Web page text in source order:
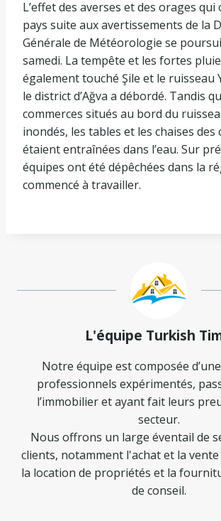
L’effet des averses et des orages
pays suite aux avertissements de la
Générale de Météorologie se
samedi. La tempête et les fortes
également touché Şile et le ruisseau
le district d’Ağva a débordé. Tandis
commerces situés au bord du
inondés, les tables et les chaises des
étaient entraînées dans l’eau. Sur
équipes ont été dépêchées dans la
commencé à travailler.
L'équipe Turkish
Notre équipe est composée
professionnels expérimentés,
l’immobilier et ayant fait leurs
secteur.
Nous offrons un large éventail de
clients, notamment l'achat et la
la location de propriétés et la
de conseil.